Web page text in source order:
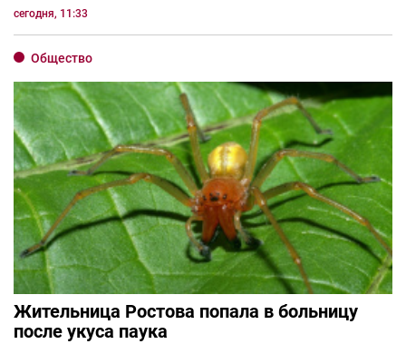
сегодня, 11:33
Общество
Жительница Ростова попала в больницу
после укуса паука